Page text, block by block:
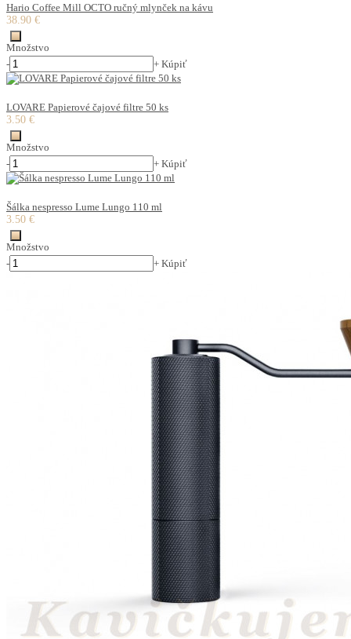
Hario Coffee Mill OCTO ručný mlynček na kávu
38.90 €
Množstvo
-
+ Kúpiť
LOVARE Papierové čajové filtre 50 ks
3.50 €
Množstvo
-
+ Kúpiť
Šálka nespresso Lume Lungo 110 ml
3.50 €
Množstvo
-
+ Kúpiť